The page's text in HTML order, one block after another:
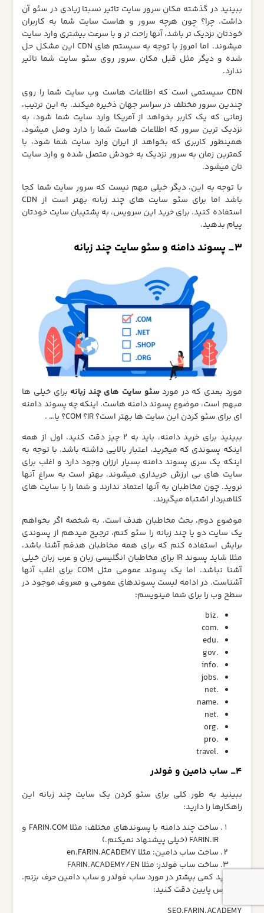
ببینید در گذشته مکان سرور سایت تاثیر نسبتا زیادی در سئو آن
داشت. چرا؟ چون هرچه سرور و هاست سایت شما به کاربران
خودتان نزدیک تر باشد، آنها راحت تر و با سرعت بیشتری وارد سایت
میشوند. اما امروز با توجه به سیستم های CDN این مشکل حل
شده و دیگر مثل قبل مکان سرور روی سئو سایت شما تاثیر
ندارد.
CDN سیستمی است که اطلاعات هاست وب سایت شما را روی
چندین سرور مختلف در سراسر جهان ذخیره میکند. به این ترتیب،
زمانی که یک کاربر بخواهد از آمریکا وارد سایت شما شود، به
نزدیک ترین سرور که اطلاعات هاست شما را دارد وصل میشود.
همینطور کاربری که بخواهد از ایران وارد سایت شما شود، با
کمترین زمان به سرور نزدیک به خودش متصل شده و وارد سایت
تان میشود.
با توجه به این، دیگر خیلی مهم نیست که سرور سایت شما کجا
باشد اما برای سئو سایت های چند زبانه بهتر است از CDN
استفاده کنید. برای خرید این سرویس، به پشتیبان سایت خودتان
پیام بدهید.
3_ پسوند دامنه و سئو سایت چند زبانه
مورد بعدی که در مورد سئو سایت های چند زبانه برای خیلی ها
مبهم است، موضوع پسوند دامنه هاست. اینکه چه پسوند دامنه
ای برای سئو کردن این سایت ها بهتر است؟ IR؟ COM؟ یا… .
ببینید برای خرید دامنه، باید به 2 چیز دقت کنید. اول از همه
اینکه پسوندی که میخرید، اعتبار بالایی داشته باشد. با توجه به
اینکه یک سری پسوند دامنه بسیار ارزان وجود دارد و اغلب برای
سایت های بی ارزش خریداری میشوند، بهتر است به سراغ آنها
نروید. چون مخاطبان به آنها اعتماد ندارند و شما را با سایت های
کلاهبردار اشتباه میگیرند.
موضوع دوم، بحث مخاطبان هدف است. به شخصه اگر بخواهم
یک سایت دو یا چند زبانه را سئو کنم، ترجیح میدهم از پسوندی
برایش استفاده کنم که برای همه مخاطبان هدفم آشنا باشد.
مثلا شاید پسوند IR برای مخاطبان انگلیسی زبان و عرب زبان خیلی
آشنا نباشد. اما یک پسوند عمومی مثل COM برای اغلب آنها
آشناست. در ادامه لیست پسوندهای عمومی و معروف موجود در
سطح وب را برای شما مینویسم:
.biz
.com
.edu
.gov
.info
.jobs
.net
.name
.net
.org
.pro
.travel
4_ ساب دامین و فولدر
ببینید به طور کلی برای سئو کردن یک سایت چند زبانه این
راهکارها را دارید:
ساخت چند دامنه با پسوندهای مختلف: مثلا FARIN.COM و
FARIN.IR (خیلی پیشنهاد نمیکنم.)
ساخت ساب دامین: مثلا en.FARIN.ACADEMY
ساخت ساب فولدر: مثلا FARIN.ACADEMY/EN
بگذارید کمی بیشتر در مورد ساب فولدر و ساب دامین حرف بزنم.
به آدرس پایین دقت کنید: